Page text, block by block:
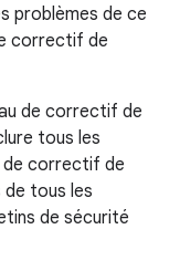
problèmes de ce
correctif de
de correctif de
tous les
de correctif de
tous les
de sécurité